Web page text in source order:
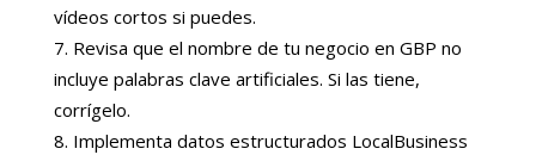
vídeos cortos si puedes.
Revisa que el nombre de tu negocio en GBP no
incluye palabras clave artificiales. Si las tiene,
corrígelo.
Implementa datos estructurados LocalBusiness